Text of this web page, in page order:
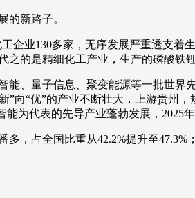
的新路子。
企业130多家，无序发展严重透支
的是精细化工产业，生产的磷酸铁
、量子信息、聚变能源等一批世
向“优”的产业不断壮大，上游贵州
为代表的先导产业蓬勃发展，2025
，占全国比重从42.2%提升至